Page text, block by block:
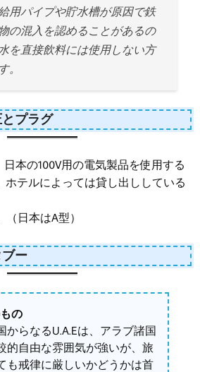
用パイプや貯水槽が原因で鉄
の混入を認めることがあるの
を直接飲料には使用しない方
。
プラグ
日本の100V用の電気製品を使用する
ホテルによっては貸し出ししている
日本はA型）
ー
の
からなるU.A.Eは、アラブ諸国
的自由な雰囲気が強いが、旅
も戒律に厳しいかどうかは首